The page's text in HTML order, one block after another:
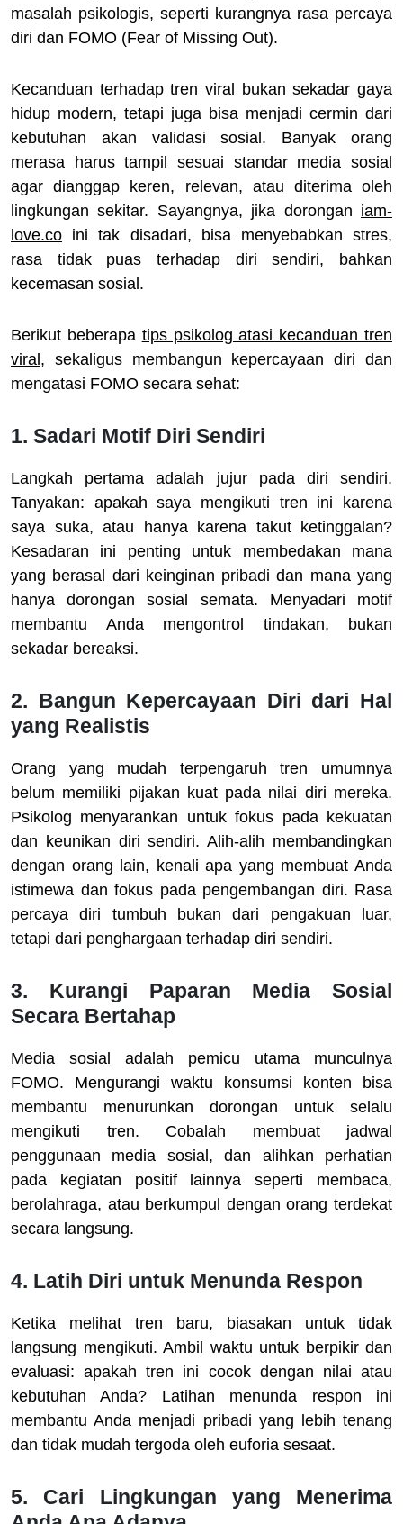
masalah psikologis, seperti kurangnya rasa percaya
diri dan FOMO (Fear of Missing Out).
Kecanduan terhadap tren viral bukan sekadar gaya
hidup modern, tetapi juga bisa menjadi cermin dari
kebutuhan akan validasi sosial. Banyak orang
merasa harus tampil sesuai standar media sosial
agar dianggap keren, relevan, atau diterima oleh
lingkungan sekitar. Sayangnya, jika dorongan iam-
love.co ini tak disadari, bisa menyebabkan stres,
rasa tidak puas terhadap diri sendiri, bahkan
kecemasan sosial.
Berikut beberapa tips psikolog atasi kecanduan tren
viral , sekaligus membangun kepercayaan diri dan
mengatasi FOMO secara sehat:
1. Sadari Motif Diri Sendiri
Langkah pertama adalah jujur pada diri sendiri.
Tanyakan: apakah saya mengikuti tren ini karena
saya suka, atau hanya karena takut ketinggalan?
Kesadaran ini penting untuk membedakan mana
yang berasal dari keinginan pribadi dan mana yang
hanya dorongan sosial semata. Menyadari motif
membantu Anda mengontrol tindakan, bukan
sekadar bereaksi.
2. Bangun Kepercayaan Diri dari Hal
yang Realistis
Orang yang mudah terpengaruh tren umumnya
belum memiliki pijakan kuat pada nilai diri mereka.
Psikolog menyarankan untuk fokus pada kekuatan
dan keunikan diri sendiri. Alih-alih membandingkan
dengan orang lain, kenali apa yang membuat Anda
istimewa dan fokus pada pengembangan diri. Rasa
percaya diri tumbuh bukan dari pengakuan luar,
tetapi dari penghargaan terhadap diri sendiri.
3. Kurangi Paparan Media Sosial
Secara Bertahap
Media sosial adalah pemicu utama munculnya
FOMO. Mengurangi waktu konsumsi konten bisa
membantu menurunkan dorongan untuk selalu
mengikuti tren. Cobalah membuat jadwal
penggunaan media sosial, dan alihkan perhatian
pada kegiatan positif lainnya seperti membaca,
berolahraga, atau berkumpul dengan orang terdekat
secara langsung.
4. Latih Diri untuk Menunda Respon
Ketika melihat tren baru, biasakan untuk tidak
langsung mengikuti. Ambil waktu untuk berpikir dan
evaluasi: apakah tren ini cocok dengan nilai atau
kebutuhan Anda? Latihan menunda respon ini
membantu Anda menjadi pribadi yang lebih tenang
dan tidak mudah tergoda oleh euforia sesaat.
5. Cari Lingkungan yang Menerima